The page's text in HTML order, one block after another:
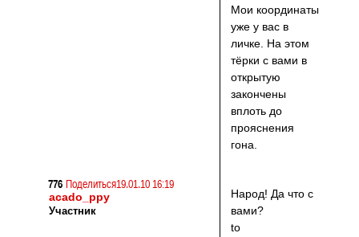
Мои координаты
уже у вас в
личке. На этом
тёрки с вами в
открытую
закончены
вплоть до
прояснения
гона.
Поделиться
776
19.01.10 16:19
acado_ppy
Участник
Народ! Да что с
вами?
to